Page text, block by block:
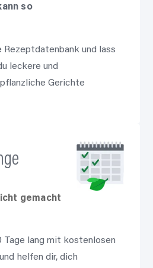
so
Rezeptdatenbank und lass
leckere und
Gerichte
gemacht
Tage lang mit kostenlosen
helfen dir, dich